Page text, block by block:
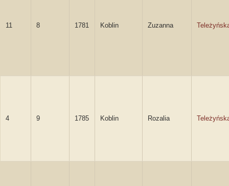
11 8 1781 Koblin Zuzanna
4 9 1785 Koblin Rozalia